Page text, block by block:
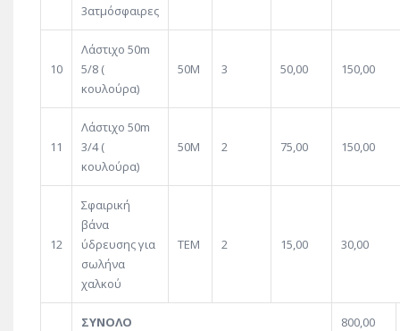
3ατμόσφαιρες
10
Λάστιχο 50m
5/8 (
κουλούρα)
50Μ 3 50,00 150,00
11
Λάστιχο 50m
3/4 (
κουλούρα)
50Μ 2 75,00 150,00
12
Σφαιρική
βάνα
ύδρευσης για
σωλήνα
χαλκού
ΤΕΜ 2 15,00 30,00
ΣΥΝΟΛΟ 800,00